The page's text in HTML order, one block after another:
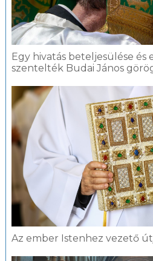
Egy hivatás beteljesülése és
szentelték Budai János
Az ember Istenhez vezető